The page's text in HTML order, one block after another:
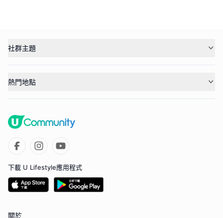
社群主題
熱門地點
下載 U Lifestyle應用程式
關於